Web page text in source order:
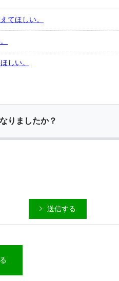
てほしい。
しい。
りましたか？
送信する